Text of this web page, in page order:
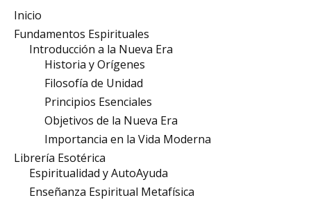
Inicio
Fundamentos Espirituales
Introducción a la Nueva Era
Historia y Orígenes
Filosofía de Unidad
Principios Esenciales
Objetivos de la Nueva Era
Importancia en la Vida Moderna
Librería Esotérica
Espiritualidad y AutoAyuda
Enseñanza Espiritual Metafísica